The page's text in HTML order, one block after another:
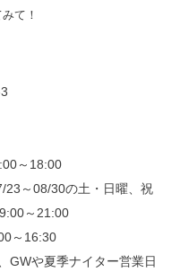
て！
～18:00
23～08/30の土・日曜、祝
～21:00
～16:30
GWや夏季ナイター営業日